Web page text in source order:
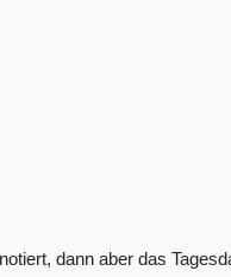
dann aber das